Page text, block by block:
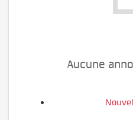
Aucune